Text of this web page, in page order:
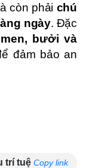
còn phải chú
ngày. Đặc
bưởi và
đảm bảo an
trí tuệ Copy link